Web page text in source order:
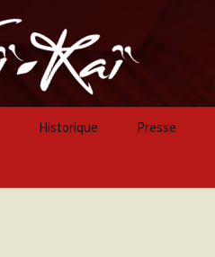
Historique Presse